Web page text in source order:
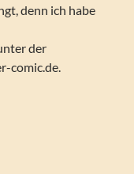
denn ich habe
der
comic.de.